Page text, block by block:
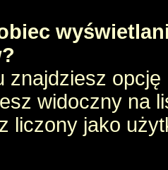
znajdziesz opcję
widoczny na
liczony jako